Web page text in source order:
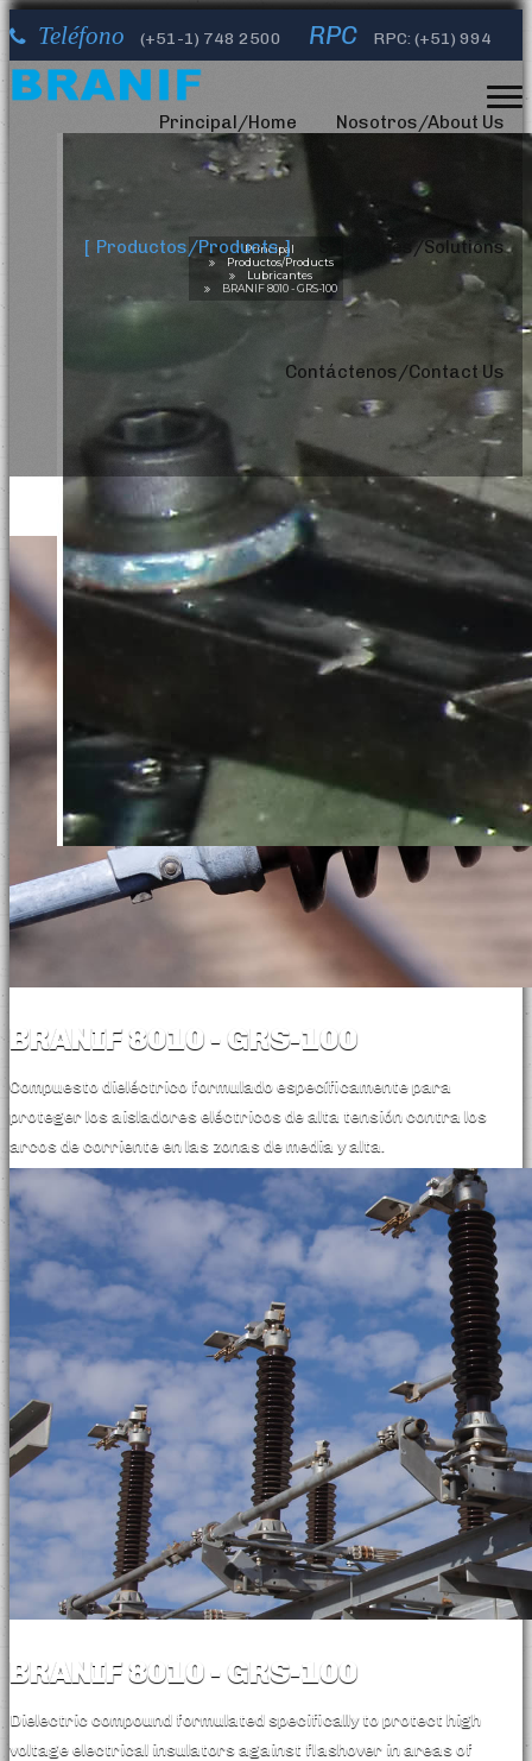
Teléfono (+51-1) 748 2500 RPC RPC: (+51) 994
610 Correos Electrónicos info@branifperu.com
Principal/Home Nosotros/About Us
Productos/Products Soluciones/Solutions
Contáctenos/Contact Us
Principal
Productos/Products
Lubricantes
BRANIF 8010 - GRS-100
BRANIF 8010 - GRS-100
Compuesto dieléctrico formulado específicamente para
proteger los aisladores eléctricos de alta tensión contra los
arcos de corriente en las zonas de media y alta.
BRANIF 8010 - GRS-100
Dielectric compound formulated specifically to protect high
voltage electrical insulators against flashover in areas of